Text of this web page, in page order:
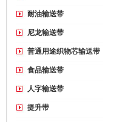
耐油输送带
尼龙输送带
普通用途织物芯输送带
食品输送带
人字输送带
提升带